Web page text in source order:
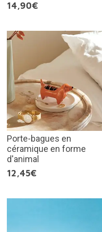
14,90€
Porte-bagues en
céramique en forme
d'animal
12,45€